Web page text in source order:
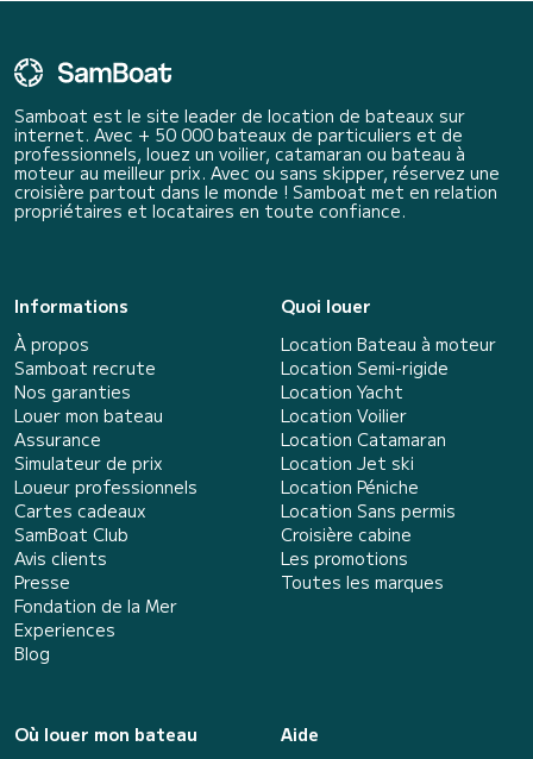
Samboat est le site leader de location de bateaux sur
internet. Avec + 50 000 bateaux de particuliers et de
professionnels, louez un voilier, catamaran ou bateau à
moteur au meilleur prix. Avec ou sans skipper, réservez une
croisière partout dans le monde ! Samboat met en relation
propriétaires et locataires en toute confiance.
Informations
À propos
Samboat recrute
Nos garanties
Louer mon bateau
Assurance
Simulateur de prix
Loueur professionnels
Cartes cadeaux
SamBoat Club
Avis clients
Presse
Fondation de la Mer
Experiences
Blog
Quoi louer
Location Bateau à moteur
Location Semi-rigide
Location Yacht
Location Voilier
Location Catamaran
Location Jet ski
Location Péniche
Location Sans permis
Croisière cabine
Les promotions
Toutes les marques
Où louer mon bateau
Aide